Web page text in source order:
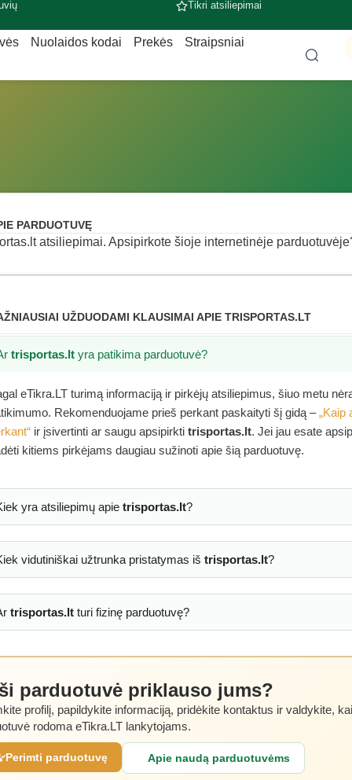
Tikri atsiliepimai
Nuolaidos kodai Prekės Straipsniai
PARDUOTUVĘ
atsiliepimai. Apsipirkote šioje internetinėje
UŽDUODAMI KLAUSIMAI APIE TRISPORTAS.LT
trisportas.lt yra patikima parduotuvė?
eTikra.LT turimą informaciją ir pirkėjų atsiliepimus, šiuo metu
Rekomenduojame prieš perkant paskaityti šį gidą –„Kaip
ir įsivertinti ar saugu apsipirkti trisportas.lt. Jei jau esate
kitiems pirkėjams daugiau sužinoti apie šią parduotuvę.
yra atsiliepimų apie trisportas.lt?
vidutiniškai užtrunka pristatymas iš trisportas.lt?
trisportas.ltturi fizinę parduotuvę?
parduotuvė priklauso jums?
profilį, papildykite informaciją, pridėkite kontaktus ir valdykite,
rodoma eTikra.LT lankytojams.
Perimti parduotuvę Apie naudą parduotuvėms